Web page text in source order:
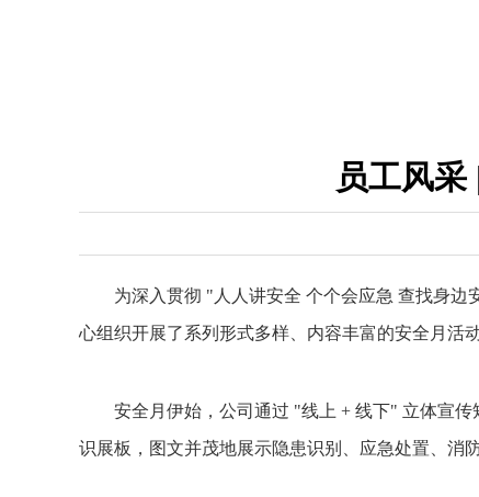
员工风
为深入贯彻 "人人讲安全 个个会应急 查找身
心组织开展了系列形式多样、内容丰富的安全月活
安全月伊始，公司通过 "线上 + 线下" 立体宣
识展板，图文并茂地展示隐患识别、应急处置、消